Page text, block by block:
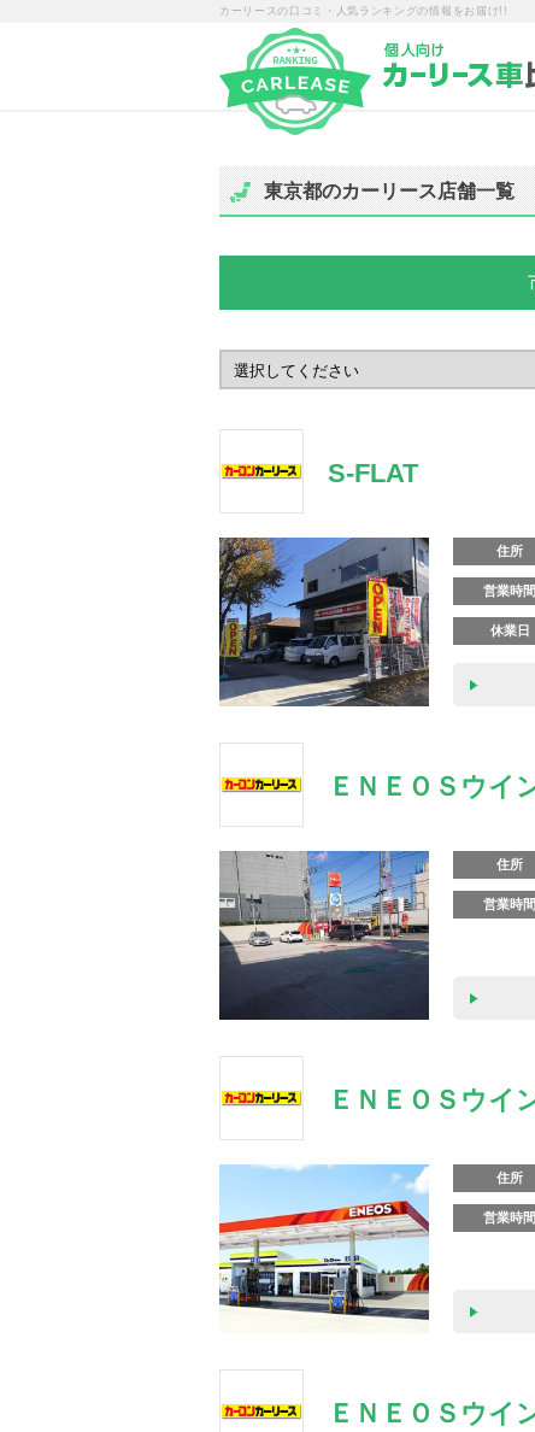
カーリースの口コミ・人気ランキングの情報をお届け!!
東京都のカーリース店舗一覧
S-FLAT
住所
営業時間
休業日
ＥＮＥＯＳウイ
住所
営業時間
ＥＮＥＯＳウイ
住所
営業時間
ＥＮＥＯＳウイ